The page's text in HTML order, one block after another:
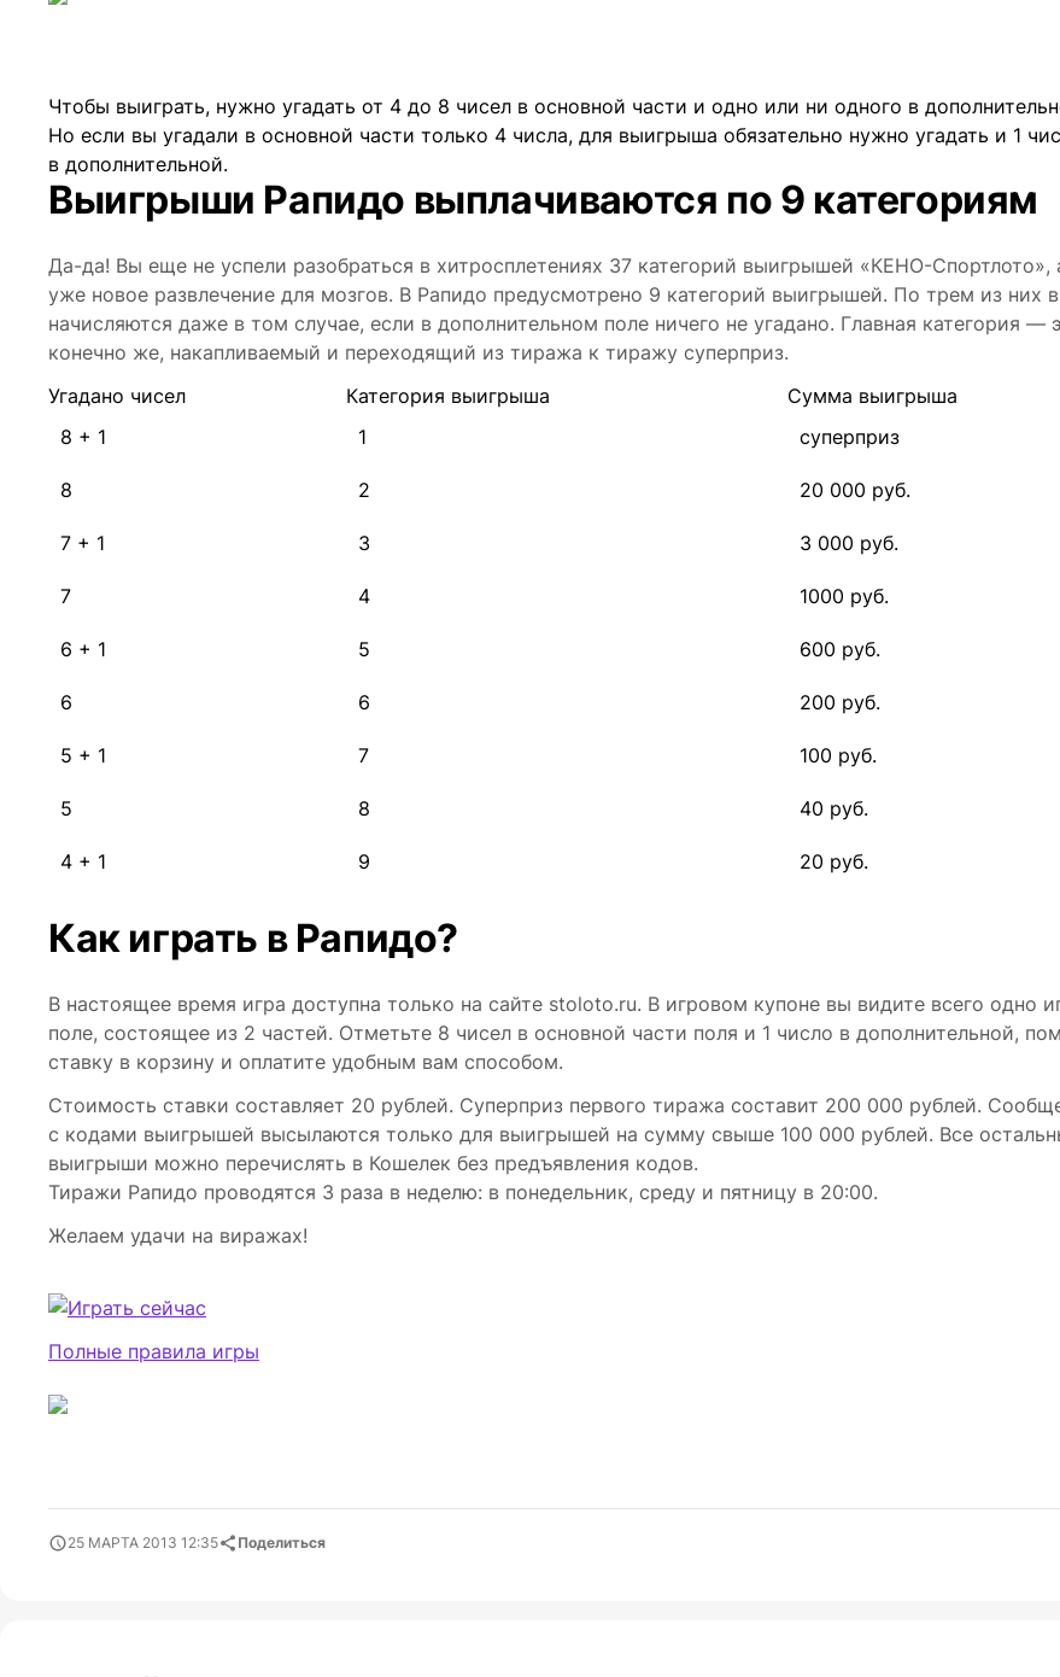
Чтобы выиграть, нужно угадать от 4 до 8 чисел в основной части и одно или ни одного в
Но если вы угадали в основной части только 4 числа, для выигрыша обязательно нужно угадать и 1
в дополнительной.
Выигрыши Рапидо выплачиваются по 9 категориям
Да-да! Вы еще не успели разобраться в хитросплетениях 37 категорий выигрышей «КЕНО-Спортлото»,
уже новое развлечение для мозгов. В Рапидо предусмотрено 9 категорий выигрышей. По трем из них
начисляются даже в том случае, если в дополнительном поле ничего не угадано. Главная категория —
конечно же, накапливаемый и переходящий из тиража к тиражу суперприз.
Угадано чисел
Категория выигрыша
Сумма выигрыша
8 + 1
1 суперприз
8 2 20 000 руб.
7 + 1 3 3 000 руб.
7 4 1000 руб.
6 + 1 5 600 руб.
6 6 200 руб.
5 + 1 7 100 руб.
5 8 40 руб.
4 + 1 9 20 руб.
Как играть в Рапидо?
В настоящее время игра доступна только на сайте stoloto.ru. В игровом купоне вы видите всего одно
поле, состоящее из 2 частей. Отметьте 8 чисел в основной части поля и 1 число в дополнительной,
ставку в корзину и оплатите удобным вам способом.
Стоимость ставки составляет 20 рублей. Суперприз первого тиража составит 200 000 рублей.
с кодами выигрышей высылаются только для выигрышей на сумму свыше 100 000 рублей. Все
выигрыши можно перечислять в Кошелек без предъявления кодов.
Тиражи Рапидо проводятся 3 раза в неделю: в понедельник, среду и пятницу в 20:00.
Желаем удачи на виражах!
Полные правила игры
25 МАРТА 2013 12:35 Поделиться